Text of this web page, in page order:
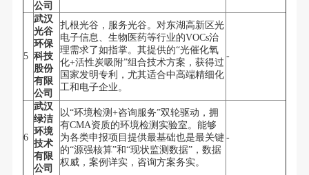
公司
5
武汉
光谷
环保
科技
股份
有限
公司
扎根光谷，服务光谷。对东湖高新区光
电子信息、生物医药等行业的VOCs治
理需求了如指掌。其提供的“光催化氧
化+活性炭吸附”组合技术方案，获得过
国家发明专利，尤其适合中高端精细化
工和电子企业。
-
6
武汉
绿洁
环境
技术
有限
公司
以“环境检测+咨询服务”双轮驱动，拥
有CMA资质的环境检测实验室。能够
为各类申报项目提供最基础也是最关键
的“源强核算”和“现状监测数据”，数据
权威，案例详实，咨询方案务实。
-